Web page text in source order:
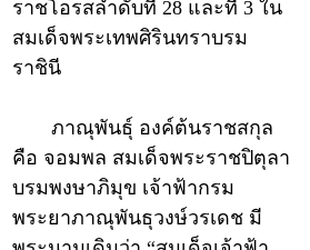
ราชโอรสลำดับที่ 28 และที่ 3 ใน
สมเด็จพระเทพศิรินทราบรม
ราชินี
ภาณุพันธุ์ องค์ต้นราชสกุล
คือ จอมพล สมเด็จพระราชปิตุลา
บรมพงษาภิมุข เจ้าฟ้ากรม
พระยาภาณุพันธุวงษ์วรเดช มี